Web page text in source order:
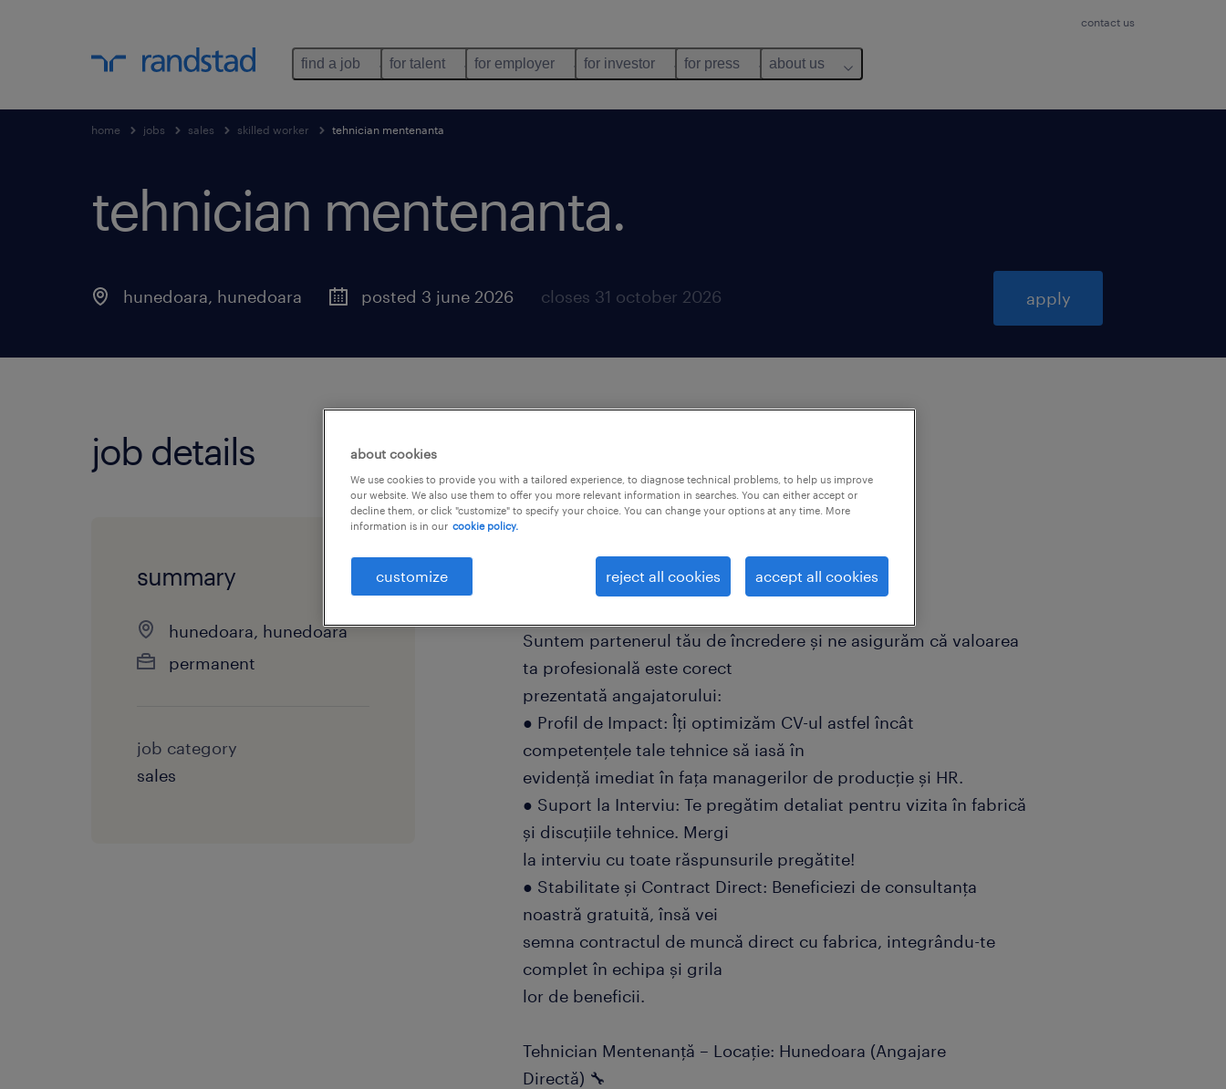
contact us
find a job for talent for employer for investor for press about us
home jobs sales skilled worker tehnician mentenanta
tehnician mentenanta.
hunedoara, hunedoara posted 3 june 2026 closes 31 october 2026 apply
job details
summary
hunedoara, hunedoara
permanent
job category
sales
Suntem partenerul tău de încredere și ne asigurăm că valoarea
ta profesională este corect
prezentată angajatorului:
● Profil de Impact: Îți optimizăm CV-ul astfel încât
competențele tale tehnice să iasă în
evidență imediat în fața managerilor de producție și HR.
● Suport la Interviu: Te pregătim detaliat pentru vizita în fabrică
și discuțiile tehnice. Mergi
la interviu cu toate răspunsurile pregătite!
● Stabilitate și Contract Direct: Beneficiezi de consultanța
noastră gratuită, însă vei
semna contractul de muncă direct cu fabrica, integrându-te
complet în echipa și grila
lor de beneficii.
Tehnician Mentenanță – Locație: Hunedoara (Angajare
Directă) 🔧
about cookies
We use cookies to provide you with a tailored experience, to diagnose technical problems, to help us improve
our website. We also use them to offer you more relevant information in searches. You can either accept or
decline them, or click "customize" to specify your choice. You can change your options at any time. More
information is in our cookie policy.
customize reject all cookies accept all cookies